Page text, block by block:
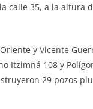
calle 35, a la altura
y Vicente
Itzimná 108 y
29 pozos